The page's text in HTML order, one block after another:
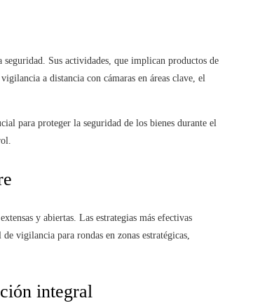
Sus actividades, que implican productos de
a distancia con cámaras en áreas clave, el
para proteger la seguridad de los bienes durante el
y abiertas. Las estrategias más efectivas
vigilancia para rondas en zonas estratégicas,
integral